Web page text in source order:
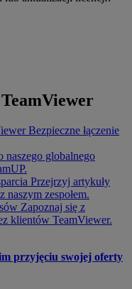
Bezpieczne łączenie
naszego globalnego
Przejrzyj artykuły
naszym zespołem.
Zapoznaj się z
klientów TeamViewer.
przyjęciu swojej oferty